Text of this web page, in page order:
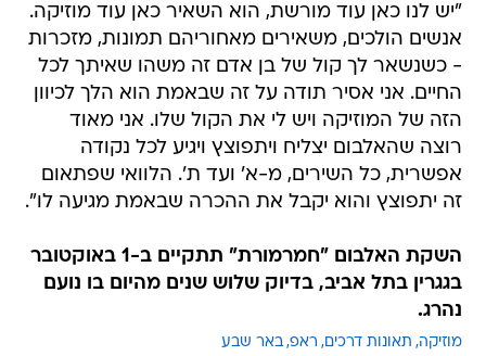
"יש לנו כאן עוד מורשת, הוא השאיר כאן עוד מוזיקה.
אנשים הולכים, משאירים מאחוריהם תמונות, מזכרות
- כשנשאר לך קול של בן אדם זה משהו שאיתך לכל
החיים. אני אסיר תודה על זה שבאמת הוא הלך לכיוון
הזה של המוזיקה ויש לי את הקול שלו. אני מאוד
רוצה שהאלבום יצליח ויתפוצץ ויגיע לכל נקודה
אפשרית, כל השירים, מ-א' ועד ת'. הלוואי שפתאום
זה יתפוצץ והוא יקבל את ההכרה שבאמת מגיעה לו".
השקת האלבום "חמרמורת" תתקיים ב-1 באוקטובר
בגגרין בתל אביב, בדיוק שלוש שנים מהיום בו נועם
נהרג.
מוזיקה תאונות דרכים ראפ באר שבע